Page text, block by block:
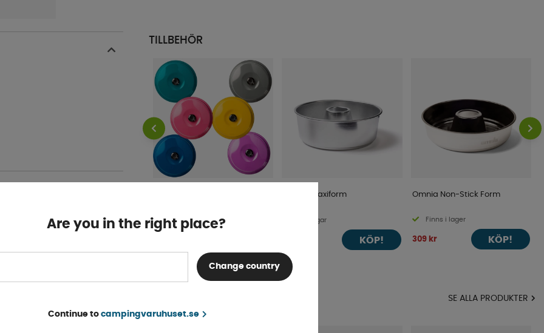
TILLBEHÖR
Finns i lager
Omnia Maxiform
4-9 dagar
KÖP!
Omnia Non-Stick Form
Finns i lager
309 kr KÖP!
SE ALLA PRODUKTER
Are you in the right place?
Change country
Continue to campingvaruhuset.se